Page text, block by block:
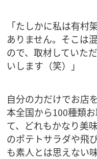
「たしかに私は有村
ありません。そこは
ので、取材していた
いします（笑）」
自分の力だけでお店
本全国から100種類
て、どれもかなり美
のポテトサラダや飛
も素人とは思えない